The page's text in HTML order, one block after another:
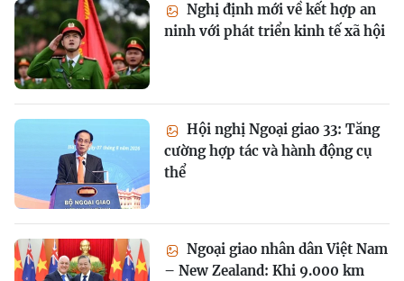
Nghị định mới về kết hợp an
ninh với phát triển kinh tế xã hội
Hội nghị Ngoại giao 33: Tăng
cường hợp tác và hành động cụ
thể
Ngoại giao nhân dân Việt Nam
– New Zealand: Khi 9.000 km